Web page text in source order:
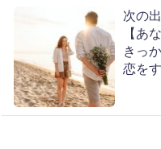
次の
【あ
きっ
恋を